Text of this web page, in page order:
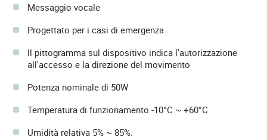
Messaggio vocale
Progettato per i casi di emergenza
Il pittogramma sul dispositivo indica l'autorizzazione
all'accesso e la direzione del movimento
Potenza nominale di 50W
Temperatura di funzionamento -10°C ~ +60°C
Umidità relativa 5% ~ 85%.